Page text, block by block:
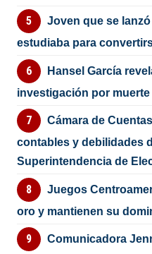
Joven que se
estudiaba para
Hansel García
investigación por
Cámara de
contables y debilidades
Superintendencia de
Juegos
oro y mantienen su
Comunicadora